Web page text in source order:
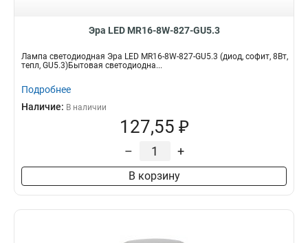
Эра LED MR16-8W-827-GU5.3
Лампа светодиодная Эра LED MR16-8W-827-GU5.3 (диод, софит, 8Вт,
тепл, GU5.3)Бытовая светодиодна...
Подробнее
Наличие: В наличии
127,55 ₽
– +
В корзину